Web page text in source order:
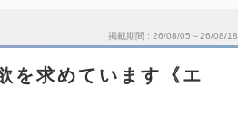
掲載期間 26/08/05～26/08/18
を求めています《エ